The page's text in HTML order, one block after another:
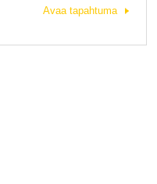
Avaa tapahtuma